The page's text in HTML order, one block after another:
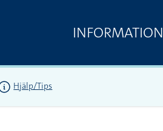
INFORMATION
Hjälp/Tips